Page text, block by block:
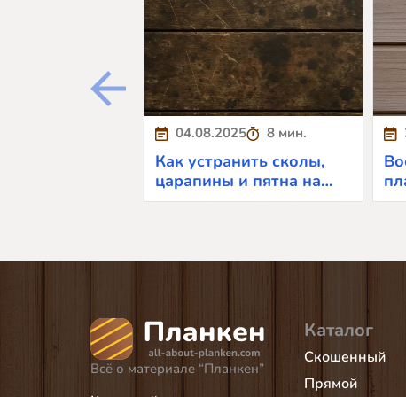
04.08.2025 8 мин.
Как устранить сколы,
царапины и пятна на
планкене
Всё о материале “Планкен”
Каталог
Скошенный
Прямой